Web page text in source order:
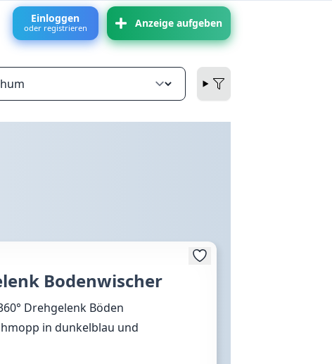
Einloggen
oder registrieren Anzeige aufgeben
Bodenwischer
Drehgelenk Böden
in dunkelblau und